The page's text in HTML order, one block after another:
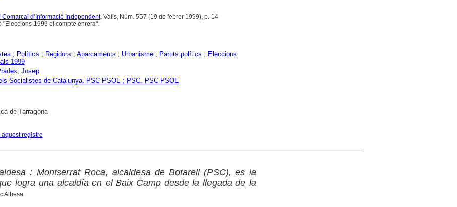
Comarcal d'Informació Independent. Valls, Núm. 557 (19 de febrer 1999), p. 14
"Eleccions 1999 el compte enrera".
; Polítics ; Regidors ; Aparcaments ; Urbanisme; Partits polítics ; Eleccions
1999
Josep
Socialistes de Catalunya. PSC-PSOE : PSC. PSC-PSOE
de Tarragona
registre
: Montserrat Roca, alcaldesa de Botarell (PSC), es la
logra una alcaldía en el Baix Camp desde la llegada de la
Albesa